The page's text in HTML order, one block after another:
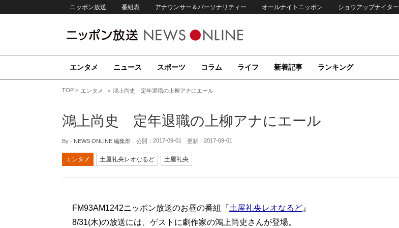
ニッポン放送 番組表 アナウンサー＆パーソナリティー オールナイトニッポン ショウアップナイター
エンタメ ニュース スポーツ コラム ライフ 新着記事 ランキング
TOP エンタメ 鴻上尚史 定年退職の上柳アナにエール
鴻上尚史 定年退職の上柳アナにエール
By - NEWS ONLINE 編集部 公開： 2017-09-01 更新： 2017-09-01
エンタメ 土屋礼央レオなるど 土屋礼央
FM93AM1242ニッポン放送のお昼の番組『土屋礼央レオなるど 』
8/31(木)の放送には、ゲストに劇作家の鴻上尚史さんが登場。